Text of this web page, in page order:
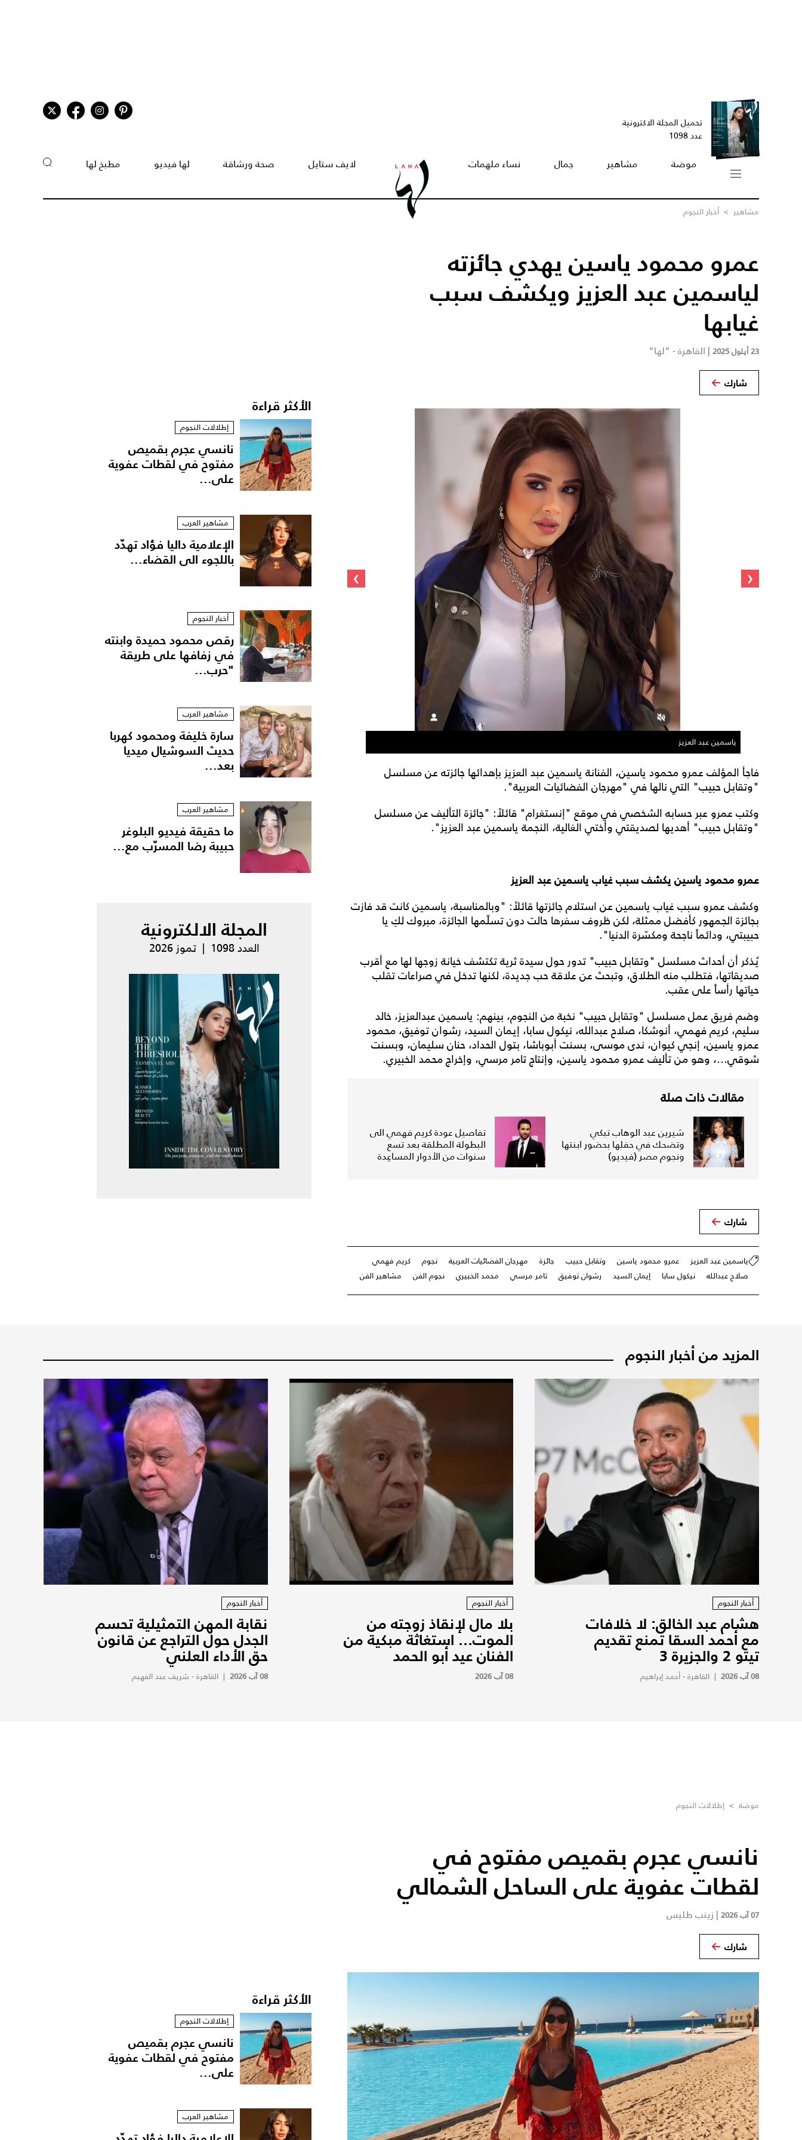
تحميل المجلة الاكترونية
عدد 1098
موضة مشاهير جمال نساء ملهمات لايف ستايل صحة ورشاقة لها فيديو مطبخ لها
مشاهير > أخبار النجوم
عمرو محمود ياسين يهدي جائزته
لياسمين عبد العزيز ويكشف سبب
غيابها
23 أيلول 2025 | القاهرة - "لها"
شارك
ياسمين عبد العزيز ياسمين عبد العزيز
‹
›
فاجأ المؤلف عمرو محمود ياسين، الفنانة ياسمين عبد العزيز بإهدائها جائزته عن مسلسل
"وتقابل حبيب" التي نالها في "مهرجان الفضائيات العربية".
وكتب عمرو عبر حسابه الشخصي في موقع "إنستغرام" قائلاً: "جائزة التأليف عن مسلسل
"وتقابل حبيب" أهديها لصديقتي وأختي الغالية، النجمة ياسمين عبد العزيز".
عمرو محمود ياسين يكشف سبب غياب ياسمين عبد العزيز
وكشف عمرو سبب غياب ياسمين عن استلام جائزتها قائلاً: "وبالمناسبة، ياسمين كانت قد فازت
بجائزة الجمهور كأفضل ممثلة، لكن ظروف سفرها حالت دون تسلّمها الجائزة، مبروك لكِ يا
حبيبتي، ودائماً ناجحة ومكسّرة الدنيا".
يُذكر أن أحداث مسلسل "وتقابل حبيب" تدور حول سيدة ثرية تكتشف خيانة زوجها لها مع أقرب
صديقاتها، فتطلب منه الطلاق، وتبحث عن علاقة حب جديدة، لكنها تدخل في صراعات تقلب
حياتها رأساً على عقب.
وضم فريق عمل مسلسل "وتقابل حبيب" نخبة من النجوم، بينهم: ياسمين عبدالعزيز، خالد
سليم، كريم فهمي، أنوشكا، صلاح عبدالله، نيكول سابا، إيمان السيد، رشوان توفيق، محمود
عمرو ياسين، إنجي كيوان، ندى موسى، بسنت أبوباشا، بتول الحداد، حنان سليمان، وبسنت
شوقي...، وهو من تأليف عمرو محمود ياسين، وإنتاج تامر مرسي، وإخراج محمد الخبيري.
مقالات ذات صلة
شيرين عبد الوهاب تبكي
وتضحك في حفلها بحضور ابنتها
ونجوم مصر (فيديو)
تفاصيل عودة كريم فهمي الى
البطولة المطلقة بعد تسع
سنوات من الأدوار المساعِدة
شارك
ياسمين عبد العزيز عمرو محمود ياسين وتقابل حبيب جائزة مهرجان الفضائيات العربية نجوم
كريم فهمي
صلاح عبدالله
نيكول سابا إيمان السيد رشوان توفيق تامر مرسي محمد الخبيري نجوم الفن مشاهير الفن
الأكثر قراءة
إطلالات النجوم
نانسي عجرم بقميص
مفتوح في لقطات عفوية
على...
مشاهير العرب
الإعلامية داليا فؤاد تهدّد
باللجوء الى القضاء...
أخبار النجوم
رقص محمود حميدة وابنته
في زفافها على طريقة
"حرب...
مشاهير العرب
سارة خليفة ومحمود كهربا
حديث السوشيال ميديا
بعد...
مشاهير العرب
ما حقيقة فيديو البلوغر
حبيبة رضا المسرّب مع...
المجلة الالكترونية
العدد 1098 | تموز 2026
المزيد من أخبار النجوم
أخبار النجوم
هشام عبد الخالق: لا خلافات
مع أحمد السقا تمنع تقديم
تيتو 2 والجزيرة 3
08 آب 2026 | القاهرة - أحمد إبراهيم
أخبار النجوم
بلا مال لإنقاذ زوجته من
الموت... استغاثة مبكية من
الفنان عيد أبو الحمد
08 آب 2026
أخبار النجوم
نقابة المهن التمثيلية تحسم
الجدل حول التراجع عن قانون
حق الأداء العلني
08 آب 2026 |القاهرة - شريف عبد الفهيم
موضة > إطلالات النجوم
نانسي عجرم بقميص مفتوح في
لقطات عفوية على الساحل الشمالي
07 آب 2026 | زينب طليس
شارك
الأكثر قراءة
إطلالات النجوم
نانسي عجرم بقميص
مفتوح في لقطات عفوية
على...
مشاهير العرب